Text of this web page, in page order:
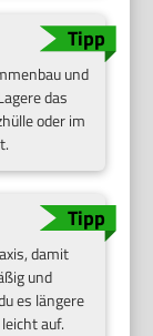
und
das
oder im
damit
und
es längere
auf.